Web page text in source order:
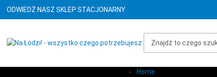
ODWIEDŻ NASZ SKLEP STACJONARNY
Home